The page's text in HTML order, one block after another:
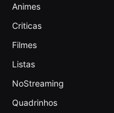
Animes
Criticas
Filmes
Listas
NoStreaming
Quadrinhos